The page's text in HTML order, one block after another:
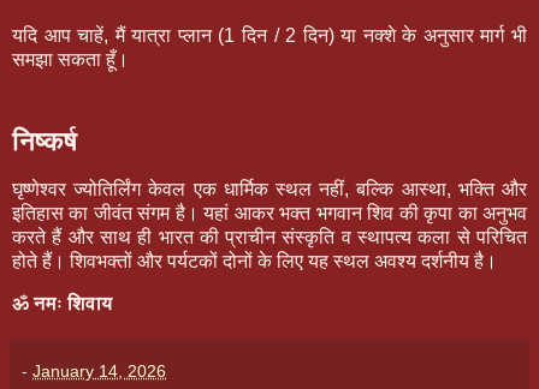
यदि आप चाहें, मैंयात्रा प्लान (1 दिन / 2 दिन)यानक्शे के अनुसार मार्गभी
समझा सकता हूँ।
निष्कर्ष
घृष्णेश्वर ज्योतिर्लिंग केवल एक धार्मिक स्थल नहीं, बल्कि आस्था, भक्ति और
इतिहास का जीवंत संगम है। यहां आकर भक्त भगवान शिव की कृपा का अनुभव
करते हैं और साथ ही भारत की प्राचीन संस्कृति व स्थापत्य कला से परिचित
होते हैं। शिवभक्तों और पर्यटकों दोनों के लिए यह स्थल अवश्य दर्शनीय है।
ॐ नमः शिवाय
- January 14, 2026